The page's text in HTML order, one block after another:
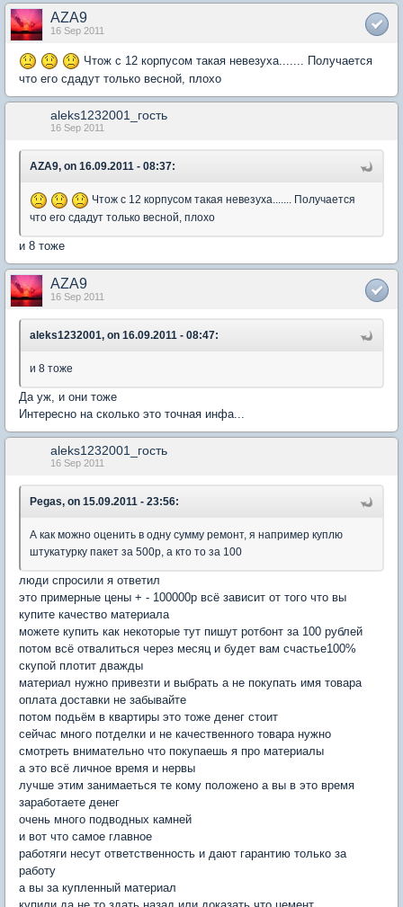
AZA9
16 Sep 2011
Чтож с 12 корпусом такая невезуха....... Получается
что его сдадут только весной, плохо
aleks1232001_гость
16 Sep 2011
AZA9, on 16.09.2011 - 08:37:
Чтож с 12 корпусом такая невезуха....... Получается
что его сдадут только весной, плохо
и 8 тоже
AZA9
16 Sep 2011
aleks1232001, on 16.09.2011 - 08:47:
и 8 тоже
Да уж, и они тоже
Интересно на сколько это точная инфа...
aleks1232001_гость
16 Sep 2011
Pegas, on 15.09.2011 - 23:56:
А как можно оценить в одну сумму ремонт, я например куплю
штукатурку пакет за 500р, а кто то за 100
люди спросили я ответил
это примерные цены + - 100000р всё зависит от того что вы
купите качество материала
можете купить как некоторые тут пишут ротбонт за 100 рублей
потом всё отвалиться через месяц и будет вам счастье100%
скупой плотит дважды
материал нужно привезти и выбрать а не покупать имя товара
оплата доставки не забывайте
потом подьём в квартиры это тоже денег стоит
сейчас много потделки и не качественного товара нужно
смотреть внимательно что покупаешь я про материалы
а это всё личное время и нервы
лучше этим занимаеться те кому положено а вы в это время
заработаете денег
очень много подводных камней
и вот что самое главное
работяги несут ответственность и дают гарантию только за
работу
а вы за купленный материал